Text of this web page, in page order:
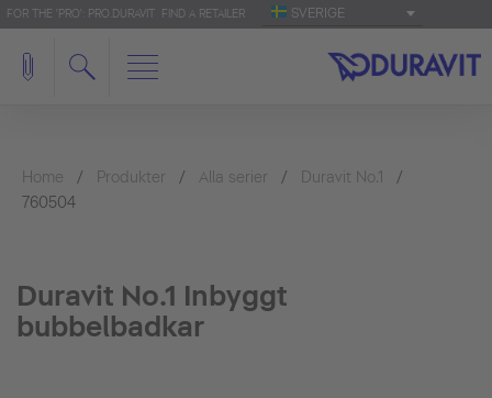
FOR THE 'PRO': PRO.DURAVIT FIND A RETAILER SVERIGE
Home Produkter Alla serier
Duravit No.1
760504
Duravit No.1 Inbyggt
bubbelbadkar